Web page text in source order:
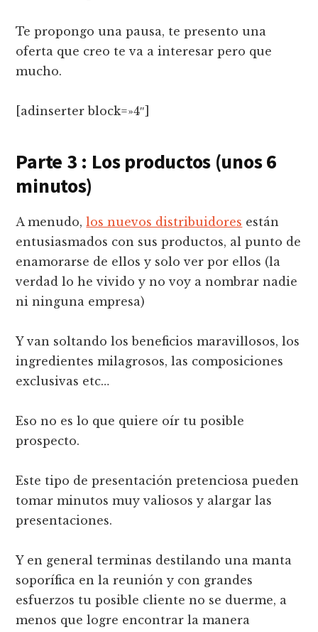
Te propongo una pausa, te presento una
oferta que creo te va a interesar pero que
mucho.
[adinserter block=»4″]
Parte 3 : Los productos (unos 6
minutos)
A menudo,los nuevos distribuidores están
entusiasmados con sus productos, al punto de
enamorarse de ellos y solo ver por ellos (la
verdad lo he vivido y no voy a nombrar nadie
ni ninguna empresa)
Y van soltando los beneficios maravillosos, los
ingredientes milagrosos, las composiciones
exclusivas etc…
Eso no es lo que quiere oír tu posible
prospecto.
Este tipo de presentación pretenciosa pueden
tomar minutos muy valiosos y alargar las
presentaciones.
Y en general terminas destilando una manta
soporífica en la reunión y con grandes
esfuerzos tu posible cliente no se duerme, a
menos que logre encontrar la manera